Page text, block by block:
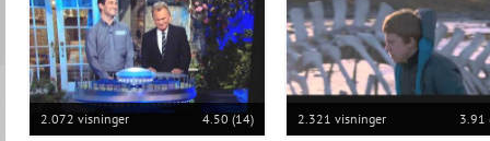
2.072 visninger 4.50 (14) 2.321 visninger 3.91